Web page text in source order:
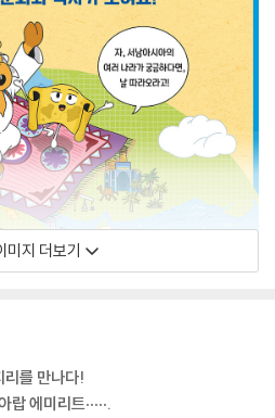
미지 더보기
리를 만나다!
에미리트·····.